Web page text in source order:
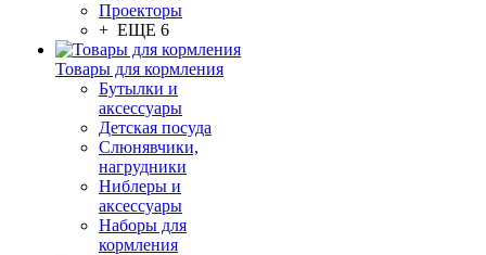
Проекторы
+ ЕЩЕ 6
Товары для кормления
Бутылки и
аксессуары
Детская посуда
Слюнявчики,
нагрудники
Ниблеры и
аксессуары
Наборы для
кормления